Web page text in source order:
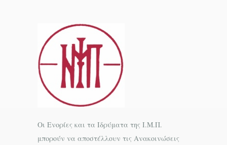
Οι Ενορίες και τα Ιδρύματα της Ι.Μ.Π.
μπορούν να αποστέλλουν τις Ανακοινώσεις